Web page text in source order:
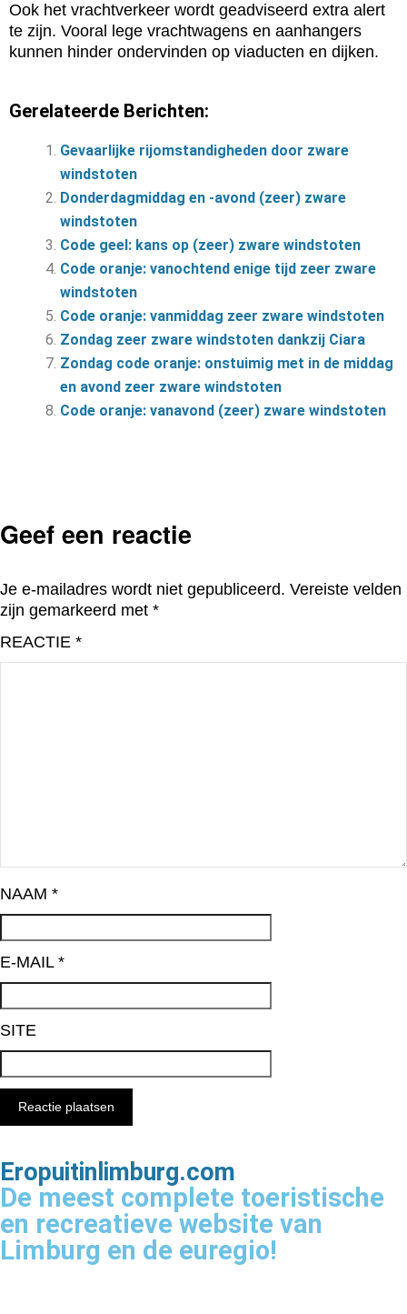
Ook het vrachtverkeer wordt geadviseerd extra alert
te zijn. Vooral lege vrachtwagens en aanhangers
kunnen hinder ondervinden op viaducten en dijken.
Gerelateerde Berichten:
Gevaarlijke rijomstandigheden door zware
windstoten
Donderdagmiddag en -avond (zeer) zware
windstoten
Code geel: kans op (zeer) zware windstoten
Code oranje: vanochtend enige tijd zeer zware
windstoten
Code oranje: vanmiddag zeer zware windstoten
Zondag zeer zware windstoten dankzij Ciara
Zondag code oranje: onstuimig met in de middag
en avond zeer zware windstoten
Code oranje: vanavond (zeer) zware windstoten
Geef een reactie
Je e-mailadres wordt niet gepubliceerd. Vereiste velden
zijn gemarkeerd met *
REACTIE *
NAAM *
E-MAIL *
SITE
Eropuitinlimburg.com
De meest complete toeristische
en recreatieve website van
Limburg en de euregio!